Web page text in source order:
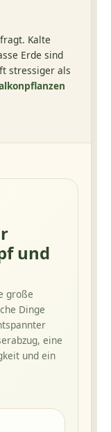
Kalte
Erde sind
stressiger als
und
große
Dinge
eine
und ein